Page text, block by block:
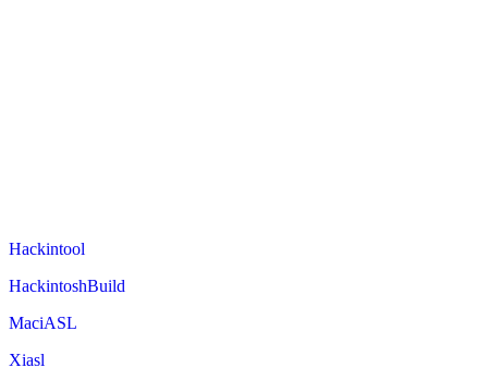
Hackintool
HackintoshBuild
MaciASL
Xiasl